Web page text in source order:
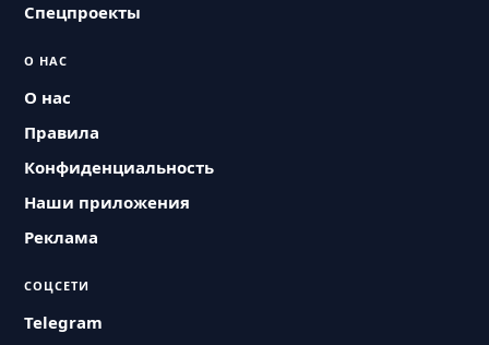
Спецпроекты
О НАС
О нас
Правила
Конфиденциальность
Наши приложения
Реклама
СОЦСЕТИ
Telegram